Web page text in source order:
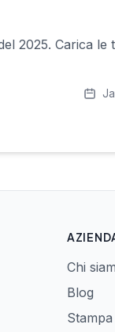
2025. Carica le
Chi
Blog
Stampa